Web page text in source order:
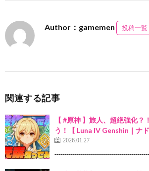
Author：gamemen 投稿一覧
関連する記事
【 #原神 】旅人、超絶強化？
う！【 Luna IV Genshin｜ナ
2026.01.27